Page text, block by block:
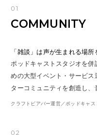
01
COMMUNITY
「雑談」は声が生まれる場所
ポッドキャストスタジオを
めの大型イベント・サービ
ターコミュニティを創造し、
クラフトビアバー運営／ポッドキャ
02